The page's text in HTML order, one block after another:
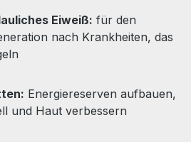
Eiweiß: für den
nach Krankheiten, das
Energiereserven aufbauen,
und Haut verbessern